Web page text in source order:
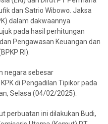
dan Satrio Wibowo. Jaksa
dalam dakwaannya
pada hasil perhitungan
Pengawasan Keuangan dan
RI).
negara sebesar
di Pengadilan Tipikor pada
Selasa (04/02/2025).
perbuatan ini dilakukan Budi,